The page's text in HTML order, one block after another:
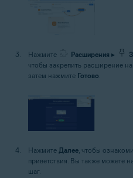
Нажмите Расширения ▸
чтобы закрепить расширение
затем нажмите Готово.
Нажмите Далее , чтобы
приветствия. Вы также можете
шаг.